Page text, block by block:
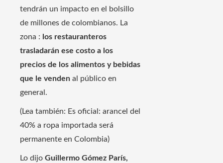
tendrán un impacto en el bolsillo
de millones de colombianos. La
zona : los restauranteros
trasladarán ese costo a los
precios de los alimentos y bebidas
que le venden al público en
general.
(Lea también: Es oficial: arancel del
40% a ropa importada será
permanente en Colombia)
Lo dijo Guillermo Gómez París,